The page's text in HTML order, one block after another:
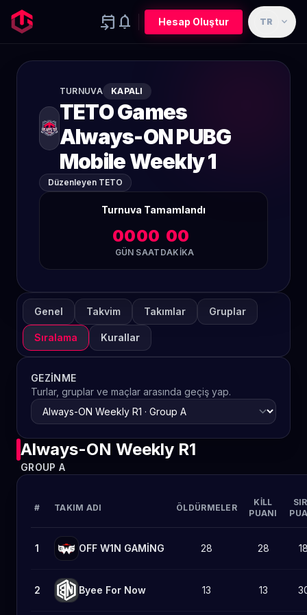
event_upcoming notifications Hesap Oluştur TR expand_more
TURNUVA KAPALI
TETO Games
Always-ON PUBG
Mobile Weekly 1
Düzenleyen TETO
Turnuva Tamamlandı
00
GÜN
00
SAAT
00
DAKIKA
Genel Takvim Takımlar Gruplar
Sıralama Kurallar
GEZINME
Turlar, gruplar ve maçlar arasında geçiş yap.
Always-ON Weekly R1
GROUP A
# TAKIM ADI ÖLDÜRMELER
KILL
PUANI
1 OFF W1N GAMİNG 28 28
2 Byee For Now 13 13